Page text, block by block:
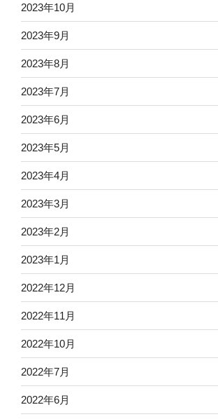
2023年10月
2023年9月
2023年8月
2023年7月
2023年6月
2023年5月
2023年4月
2023年3月
2023年2月
2023年1月
2022年12月
2022年11月
2022年10月
2022年7月
2022年6月